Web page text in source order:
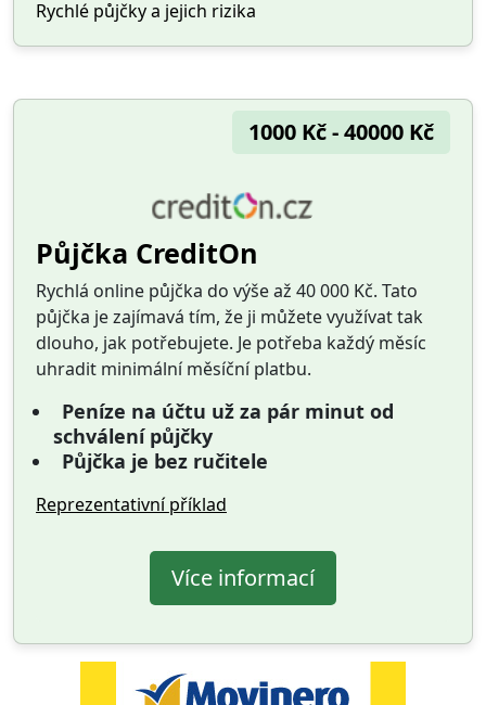
Rychlé půjčky a jejich rizika
1000 Kč - 40000 Kč
Půjčka CreditOn
Rychlá online půjčka do výše až 40 000 Kč. Tato
půjčka je zajímavá tím, že ji můžete využívat tak
dlouho, jak potřebujete. Je potřeba každý měsíc
uhradit minimální měsíční platbu.
Peníze na účtu už za pár minut od
schválení půjčky
Půjčka je bez ručitele
Reprezentativní příklad
Více informací